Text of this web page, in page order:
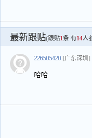
最新跟贴(跟贴1条 有14人
226505420 [广东深圳]
哈哈